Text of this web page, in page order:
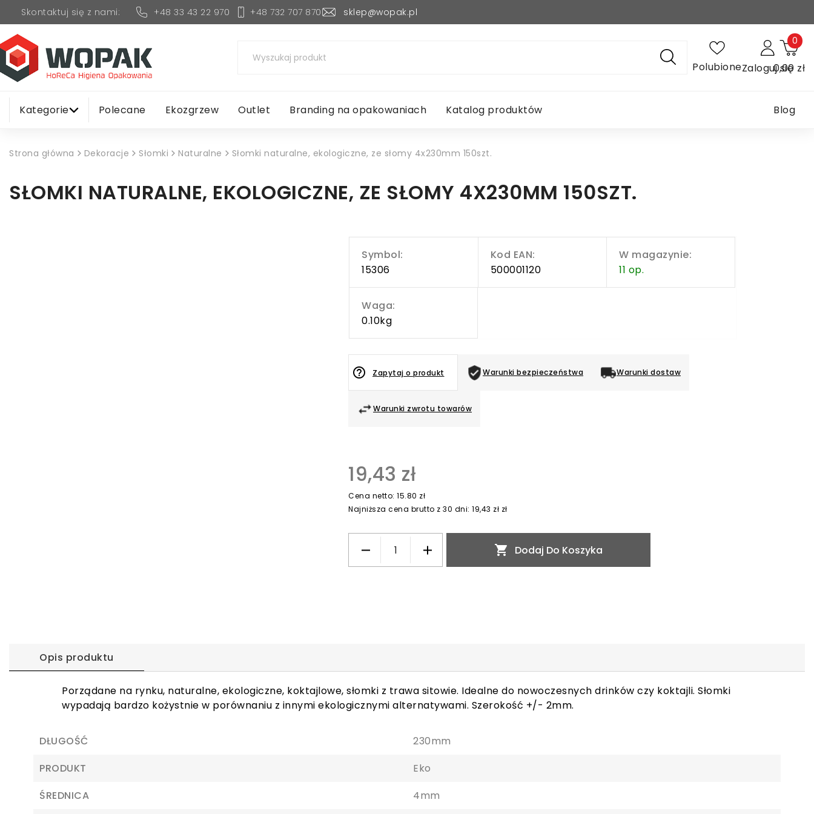
Skontaktuj się z nami: +48 33 43 22 970 +48 732 707 870 sklep@wopak.pl
PolubioneZaloguj się
0,00 zł
0
Kategorie Polecane Ekozgrzew Outlet Branding na opakowaniach Katalog produktów Blog
Strona główna Dekoracje Słomki Naturalne Słomki naturalne, ekologiczne, ze słomy 4x230mm 150szt.
SŁOMKI NATURALNE, EKOLOGICZNE, ZE SŁOMY 4X230MM 150SZT.
Symbol:
15306
Kod EAN:
500001120
W magazynie:
11 op.
Waga:
0.10kg
Warunki bezpieczeństwa Warunki dostaw
Warunki zwrotu towarów
help_outline Zapytaj o produkt
19,43 zł
Cena netto: 15.80 zł
Najniższa cena brutto z 30 dni: 19,43 zł zł
 Dodaj Do Koszyka
Opis produktu
Porządane na rynku, naturalne, ekologiczne, koktajlowe, słomki z trawa sitowie. Idealne do nowoczesnych drinków czy koktajli. Słomki
wypadają bardzo kożystnie w porównaniu z innymi ekologicznymi alternatywami. Szerokość +/- 2mm.
DŁUGOŚĆ
230mm
PRODUKT
Eko
ŚREDNICA
4mm